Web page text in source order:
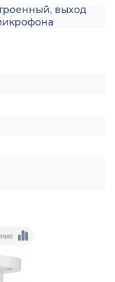
выход